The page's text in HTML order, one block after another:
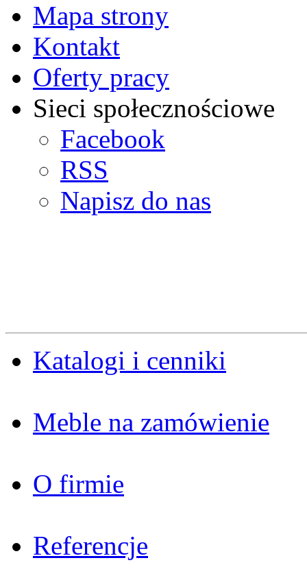
Mapa strony
Kontakt
Oferty pracy
Sieci społecznościowe
Facebook
RSS
Napisz do nas
Katalogi i cenniki
Meble na zamówienie
O firmie
Referencje